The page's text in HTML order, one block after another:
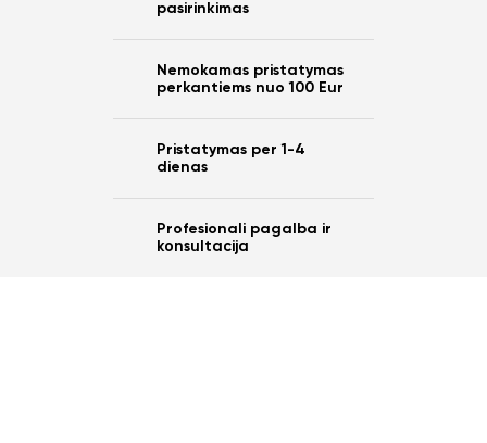
pasirinkimas
Nemokamas pristatymas
perkantiems nuo 100 Eur
Pristatymas per 1-4
dienas
Profesionali pagalba ir
konsultacija